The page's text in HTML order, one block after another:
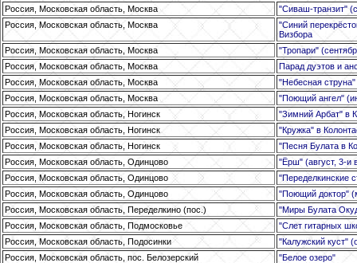
Россия, Московская область, Москва
"Сиваш-транзит"
Россия, Московская область, Москва
"Синий
Визбора
Россия, Московская область, Москва
"Тропари"
Россия, Московская область, Москва
Парад дуэтов и
Россия, Московская область, Москва
"Небесная струна"
Россия, Московская область, Москва
"Поющий ангел"
Россия, Московская область, Ногинск
"Зимний Арбат" в
Россия, Московская область, Ногинск
"Кружка" в
Россия, Московская область, Ногинск
"Песня Булата в
Россия, Московская область, Одинцово
"Ёрш" (август, 3-и
Россия, Московская область, Одинцово
"Переделкинские
Россия, Московская область, Одинцово
"Поющий доктор"
Россия, Московская область, Переделкино (пос.)
"Миры Булата
Россия, Московская область, Подмосковье
"Слет гитарных
Россия, Московская область, Подосинки
"Калужский куст"
Россия, Московская область, пос. Белозерский
"Белое озеро"